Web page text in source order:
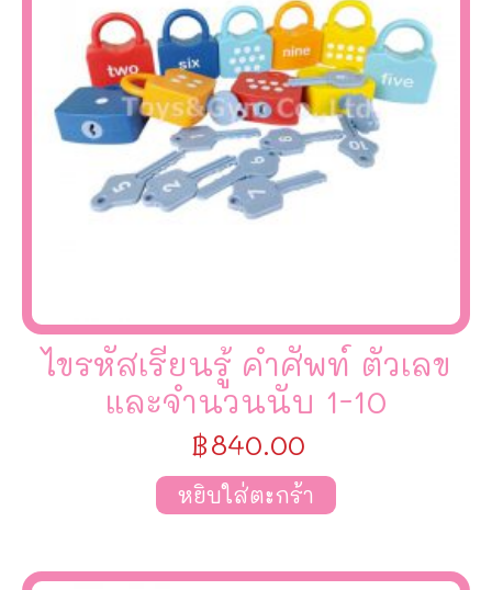
ไขรหัสเรียนรู้ คำศัพท์ ตัวเลข
และจำนวนนับ 1-10
฿840.00
หยิบใส่ตะกร้า